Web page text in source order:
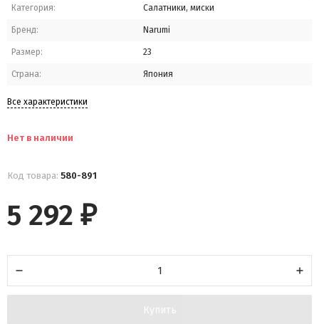
Категория: Салатники, миски
Бренд: Narumi
Размер: 23
Страна: Япония
Все характеристики
Нет в наличии
Код товара: 580-891
5 292 ₽
Купить